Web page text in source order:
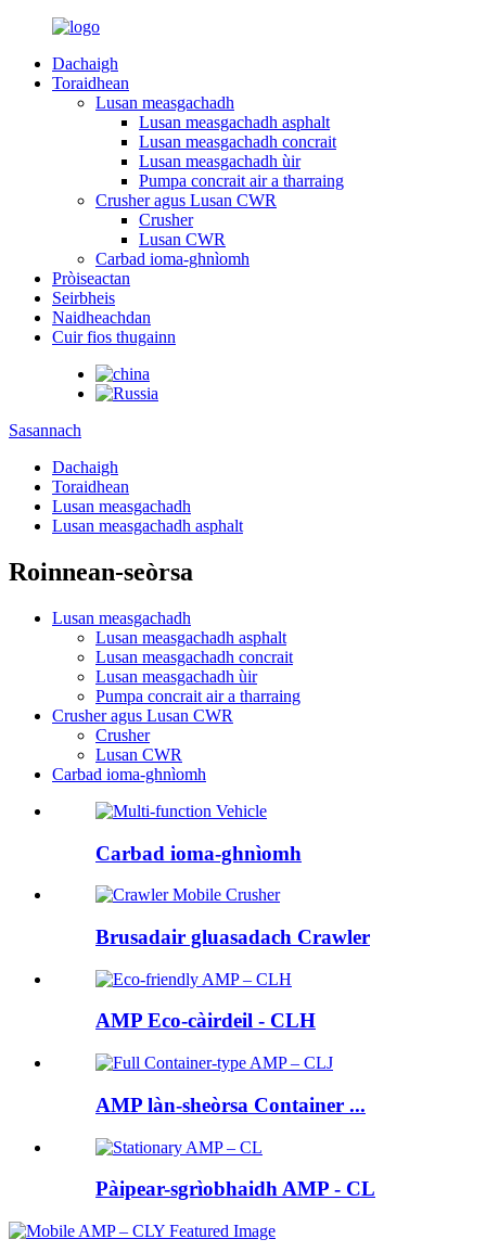
Dachaigh
Toraidhean
Lusan measgachadh
Lusan measgachadh asphalt
Lusan measgachadh concrait
Lusan measgachadh ùir
Pumpa concrait air a tharraing
Crusher agus Lusan CWR
Crusher
Lusan CWR
Carbad ioma-ghnìomh
Pròiseactan
Seirbheis
Naidheachdan
Cuir fios thugainn
Sasannach
Dachaigh
Toraidhean
Lusan measgachadh
Lusan measgachadh asphalt
Roinnean-seòrsa
Lusan measgachadh
Lusan measgachadh asphalt
Lusan measgachadh concrait
Lusan measgachadh ùir
Pumpa concrait air a tharraing
Crusher agus Lusan CWR
Crusher
Lusan CWR
Carbad ioma-ghnìomh
Carbad ioma-ghnìomh
Brusadair gluasadach Crawler
AMP Eco-càirdeil - CLH
AMP làn-sheòrsa Container ...
Pàipear-sgrìobhaidh AMP - CL